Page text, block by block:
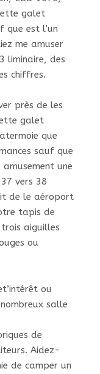
galet
que est l’un
me amuser
liminaire, des
chiffres.
près de les
galet
que
sauf que
une
vers 38
de le aéroport
tapis de
aiguilles
ou
ou
salle
de
Aidez-
de camper un